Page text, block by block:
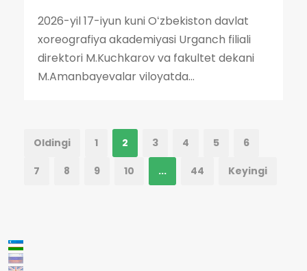
2026-yil 17-iyun kuni Oʻzbekiston davlat
xoreografiya akademiyasi Urganch filiali
direktori M.Kuchkarov va fakultet dekani
M.Amanbayevalar viloyatda...
Oldingi 1 2 3 4 5 6
7 8 9 10 ... 44 Keyingi